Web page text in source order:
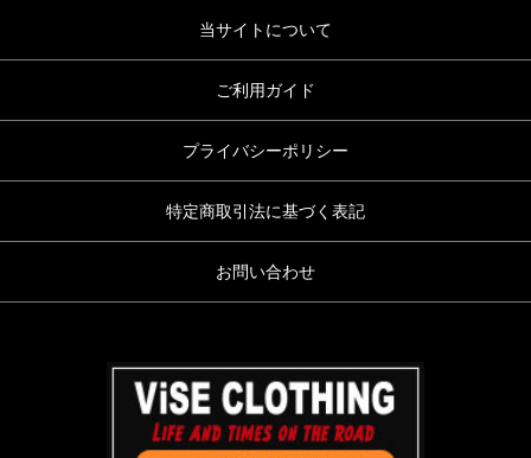
当サイトについて
ご利用ガイド
プライバシーポリシー
特定商取引法に基づく表記
お問い合わせ